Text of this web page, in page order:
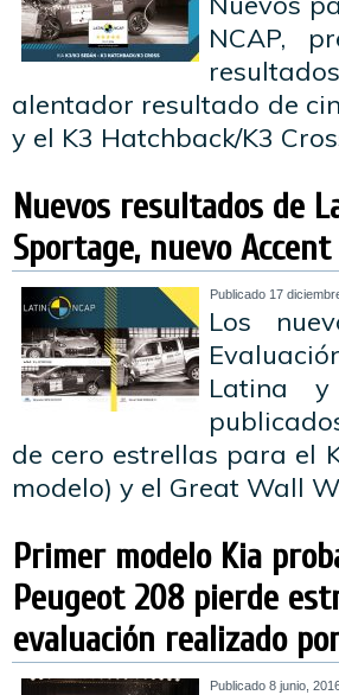
NCAP,
alentador resultado de
y el K3 Hatchback/K3
Nuevos resultados de
Sportage, nuevo
Publicado 17
Los
Latina
de cero estrellas para el
modelo) y el Great Wall
Primer modelo Kia
Peugeot 208 pierde
evaluación realizado
Publicado 8 junio,